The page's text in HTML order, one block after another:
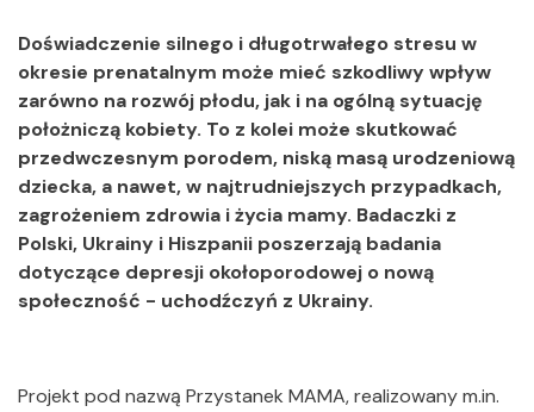
Doświadczenie silnego i długotrwałego stresu w
okresie prenatalnym może mieć szkodliwy wpływ
zarówno na rozwój płodu, jak i na ogólną sytuację
położniczą kobiety. To z kolei może skutkować
przedwczesnym porodem, niską masą urodzeniową
dziecka, a nawet, w najtrudniejszych przypadkach,
zagrożeniem zdrowia i życia mamy. Badaczki z
Polski, Ukrainy i Hiszpanii poszerzają badania
dotyczące depresji okołoporodowej o nową
społeczność - uchodźczyń z Ukrainy.
Projekt pod nazwą Przystanek MAMA, realizowany m.in.